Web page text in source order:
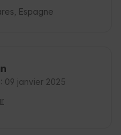
Espagne
09 janvier 2025